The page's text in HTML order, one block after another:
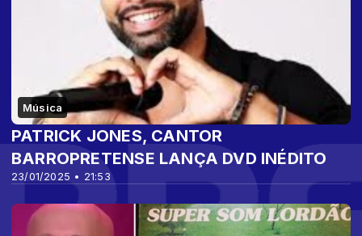
Música
23/01/2025 • 21:53
PATRICK JONES, CANTOR
BARROPRETENSE LANÇA DVD INÉDITO